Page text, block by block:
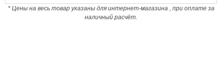
* Цены на весь товар указаны для интернет-магазина , при оплате за
наличный расчёт.